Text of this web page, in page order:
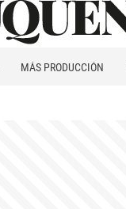
MÁS PRODUCCIÓN